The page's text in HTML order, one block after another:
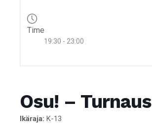
Time
19:30 - 23:00
Osu! – Turnaus
Ikäraja: K-13